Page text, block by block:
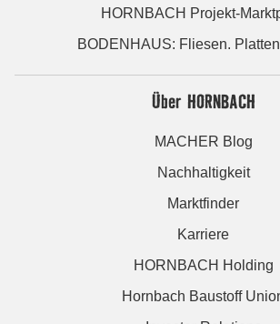
HORNBACH Projekt-
BODENHAUS: Fliesen.
Über HORNBACH
MACHER Blog
Nachhaltigkeit
Marktfinder
Karriere
HORNBACH Holding
Hornbach Baustoff